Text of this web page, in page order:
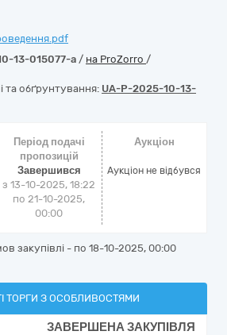
13-015077-a / на ProZorro /
та обґрунтування: UA-P-2025-10-13-
Період подачі
пропозицій
Завершився
з 13-10-2025, 18:22
по 21-10-2025,
00:00
Аукціон
Аукціон не відбувся
закупівлі - по 18-10-2025, 00:00
ТОРГИ З ОСОБЛИВОСТЯМИ
ЗАВЕРШЕНА ЗАКУПІВЛЯ